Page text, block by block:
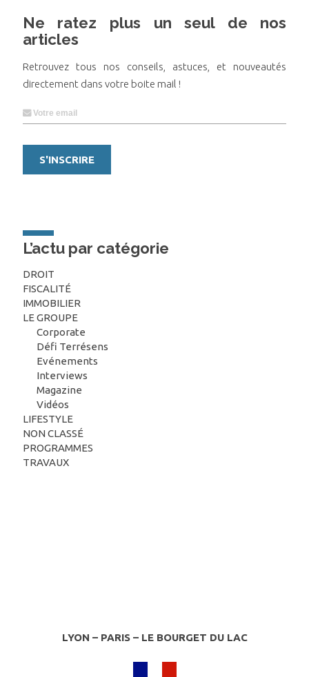
Ne ratez plus un seul de nos
articles
Retrouvez tous nos conseils, astuces, et nouveautés
directement dans votre boite mail !
L’actu par catégorie
DROIT
FISCALITÉ
IMMOBILIER
LE GROUPE
Corporate
Défi Terrésens
Evénements
Interviews
Magazine
Vidéos
LIFESTYLE
NON CLASSÉ
PROGRAMMES
TRAVAUX
LYON – PARIS – LE BOURGET DU LAC